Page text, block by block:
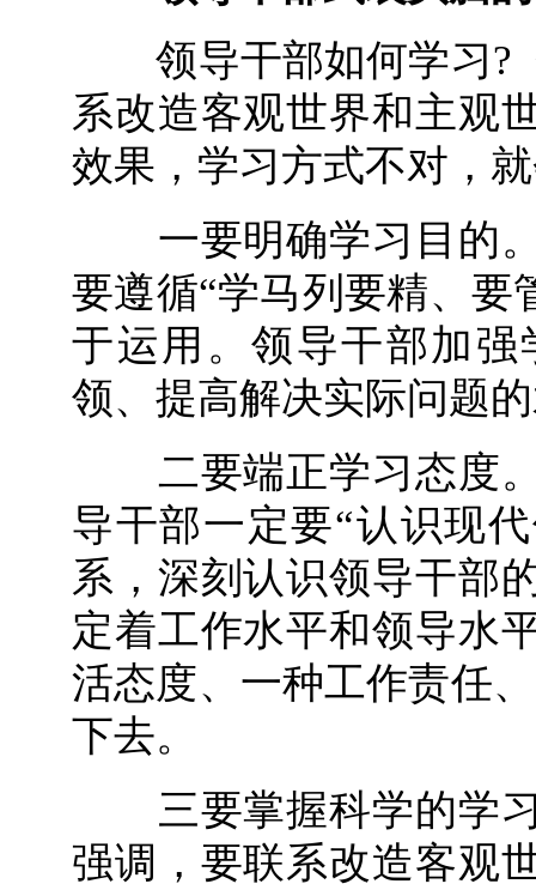
领导干部如何学习?
系改造客观世界和主观
效果，学习方式不对，
一要明确学习目的。
要遵循“学马列要精、要
于运用。领导干部加
领、提高解决实际问题
二要端正学习态度。
导干部一定要“认识现
系，深刻认识领导干部
定着工作水平和领导水
活态度、一种工作责任
下去。
三要掌握科学的学习
强调，要联系改造客观